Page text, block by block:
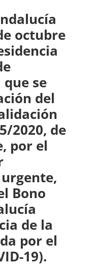
octubre
se
del
2020, de
por el
Bono
de la
por el
19).